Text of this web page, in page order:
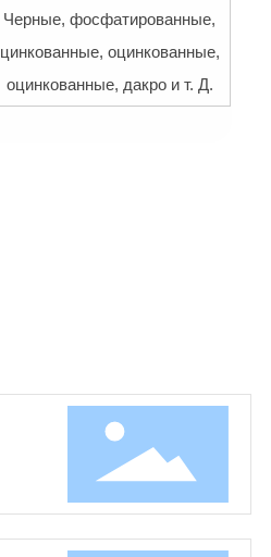
Черные, фосфатированные,
цинкованные, оцинкованные,
оцинкованные, дакро и т. Д.